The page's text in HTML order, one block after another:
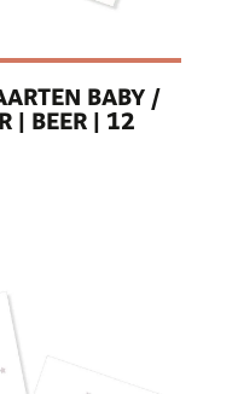
BABY /
| BEER | 12